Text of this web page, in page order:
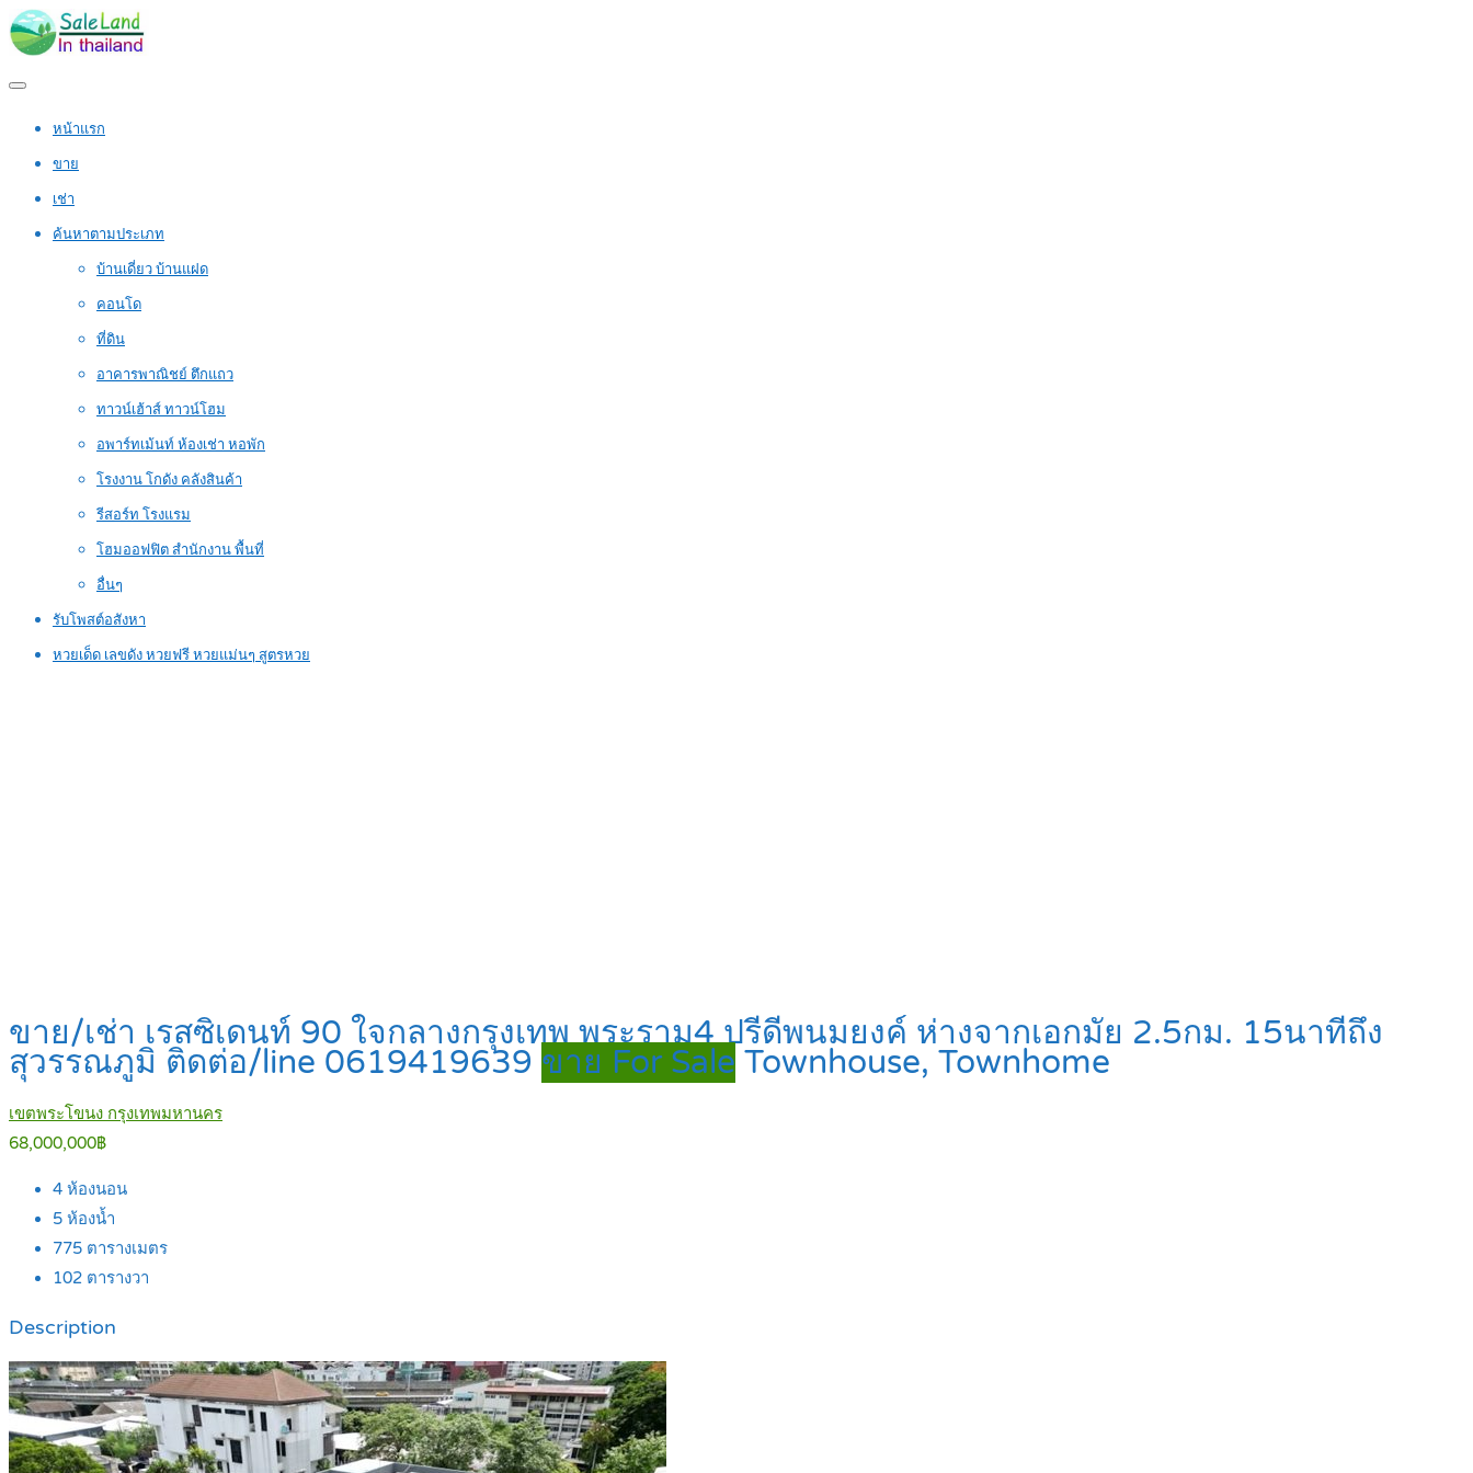
หน้าแรก
ขาย
เช่า
ค้นหาตามประเภท
บ้านเดี่ยว บ้านแฝด
คอนโด
ที่ดิน
อาคารพาณิชย์ ตึกแถว
ทาวน์เฮ้าส์ ทาวน์โฮม
อพาร์ทเม้นท์ ห้องเช่า หอพัก
โรงงาน โกดัง คลังสินค้า
รีสอร์ท โรงแรม
โฮมออฟฟิต สำนักงาน พื้นที่
อื่นๆ
รับโพสต์อสังหา
หวยเด็ด เลขดัง หวยฟรี หวยแม่นๆ สูตรหวย
ขาย/เช่า เรสซิเดนท์ 90 ใจกลางกรุงเทพ พระราม4 ปรีดีพนมยงค์ ห่างจากเอกมัย 2.5กม. 15นาทีถึง
สุวรรณภูมิ ติดต่อ/line 0619419639 ขาย For Sale Townhouse, Townhome
เขตพระโขนง กรุงเทพมหานคร
68,000,000฿
4 ห้องนอน
5 ห้องน้ำ
775 ตารางเมตร
102 ตารางวา
Description